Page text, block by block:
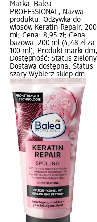
Marka: Balea
PROFESSIONAL; Nazwa
produktu: Odżywka do
włosów Keratin Repair, 200
ml; Cena: 8,95 zł; Cena
bazowa: 200 ml (4,48 zł za
100 ml); Produkt marki dm;
Dostępność: Status zielony
Dostawa dostępna, Status
szary Wybierz sklep dm